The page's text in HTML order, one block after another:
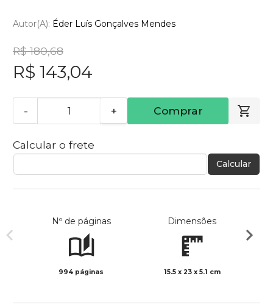
Autor(a): Éder Luís Gonçalves Mendes
R$ 180,68
R$ 143,04
- + Comprar
Calcular o frete
Calcular
Nº de páginas
994 páginas
Dimensões
15.5 x 23 x 5.1 cm